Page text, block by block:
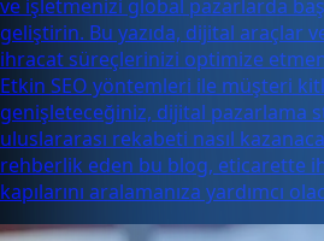
ve işletmenizi global pazarlarda
geliştirin. Bu yazıda, dijital araçlar
ihracat süreçlerinizi optimize
Etkin SEO yöntemleri ile müşteri
genişleteceğiniz, dijital pazarlama
uluslararası rekabeti nasıl
rehberlik eden bu blog, eticarette
kapılarını aralamanıza yardımcı